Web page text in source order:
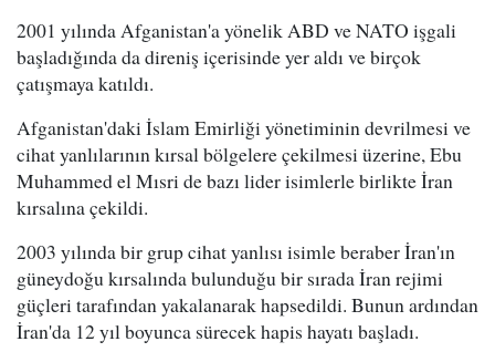
2001 yılında Afganistan'a yönelik ABD ve NATO işgali
başladığında da direniş içerisinde yer aldı ve birçok
çatışmaya katıldı.
Afganistan'daki İslam Emirliği yönetiminin devrilmesi ve
cihat yanlılarının kırsal bölgelere çekilmesi üzerine, Ebu
Muhammed el Mısri de bazı lider isimlerle birlikte İran
kırsalına çekildi.
2003 yılında bir grup cihat yanlısı isimle beraber İran'ın
güneydoğu kırsalında bulunduğu bir sırada İran rejimi
güçleri tarafından yakalanarak hapsedildi. Bunun ardından
İran'da 12 yıl boyunca sürecek hapis hayatı başladı.